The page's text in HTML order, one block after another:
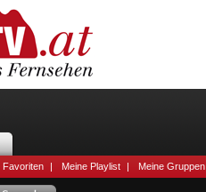
Favoriten | Meine Playlist | Meine Gruppen